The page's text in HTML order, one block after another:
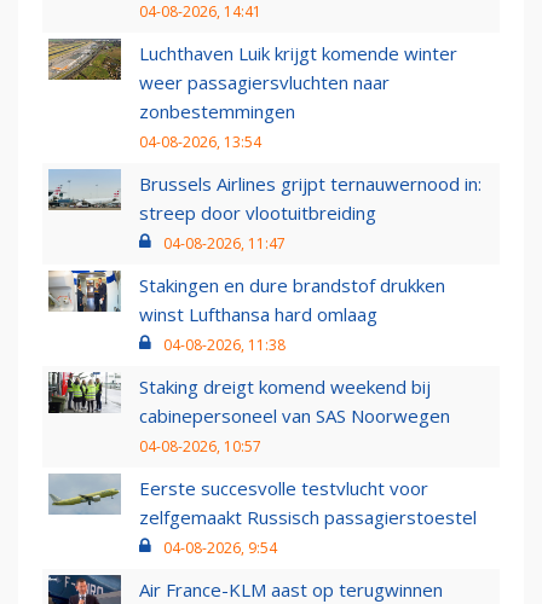
04-08-2026, 14:41
Luchthaven Luik krijgt komende winter
weer passagiersvluchten naar
zonbestemmingen
04-08-2026, 13:54
Brussels Airlines grijpt ternauwernood in:
streep door vlootuitbreiding
04-08-2026, 11:47
Stakingen en dure brandstof drukken
winst Lufthansa hard omlaag
04-08-2026, 11:38
Staking dreigt komend weekend bij
cabinepersoneel van SAS Noorwegen
04-08-2026, 10:57
Eerste succesvolle testvlucht voor
zelfgemaakt Russisch passagierstoestel
04-08-2026, 9:54
Air France-KLM aast op terugwinnen